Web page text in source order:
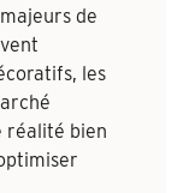
de
les
réalité bien